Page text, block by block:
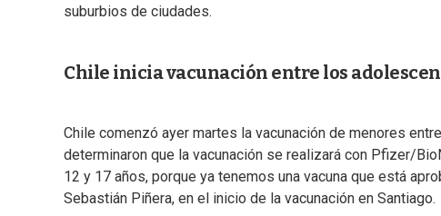
suburbios de ciudades.
Chile inicia vacunación entre los
Chile comenzó ayer martes la vacunación de menores
determinaron que la vacunación se realizará con Pfizer/
12 y 17 años, porque ya tenemos una vacuna que está
Sebastián Piñera, en el inicio de la vacunación en Santiago.